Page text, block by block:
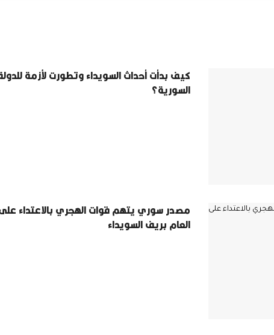
كيف بدأت أحداث السويداء وتطورت لأزمة
السورية؟
مصدر سوري يتهم قوات الهجري بالاعتداء
العام بريف السويداء